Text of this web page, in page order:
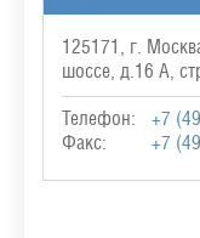
125171, г.
шоссе, д.16 А,
Телефон:
+7
Факс:
+7